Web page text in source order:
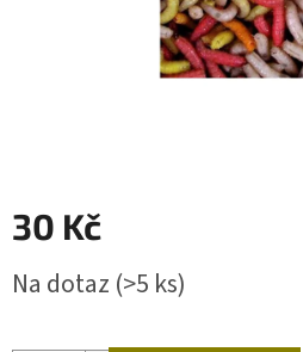
30 Kč
cena:
Na dotaz (>5 ks)